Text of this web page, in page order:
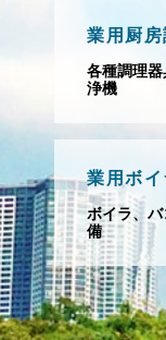
業用厨
各種調理
浄機
業用ボ
ボイラ、
備